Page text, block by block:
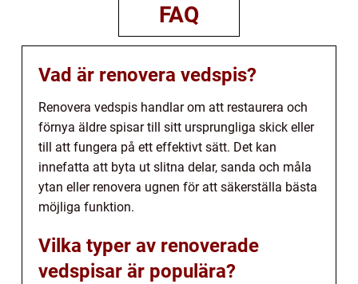
FAQ
Vad är renovera vedspis?
Renovera vedspis handlar om att restaurera och
förnya äldre spisar till sitt ursprungliga skick eller
till att fungera på ett effektivt sätt. Det kan
innefatta att byta ut slitna delar, sanda och måla
ytan eller renovera ugnen för att säkerställa bästa
möjliga funktion.
Vilka typer av renoverade
vedspisar är populära?